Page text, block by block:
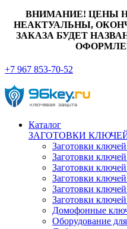
ВНИМАНИЕ! ЦЕНЫ
НЕАКТУАЛЬНЫ,
ЗАКАЗА БУДЕТ
+7 967 853-70-52
Каталог
ЗАГОТОВКИ
Заготовки
Заготовки
Заготовки
Заготовки
Заготовки
Заготовки
Домофонные
Оборудование